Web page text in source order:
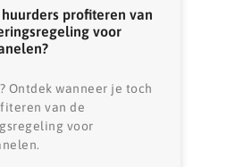
huurders profiteren van
voor
Ontdek wanneer je toch
van de
voor